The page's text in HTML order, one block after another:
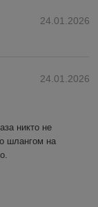
24.01.2026
24.01.2026
никто не
шлангом на